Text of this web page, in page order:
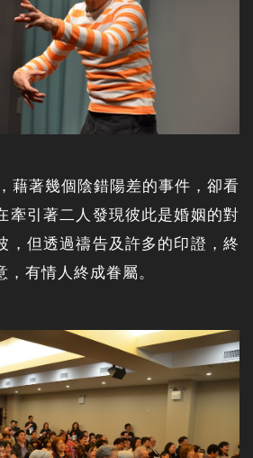
藉著幾個陰錯陽差的事件，卻看
牽引著二人發現彼此是婚姻的對
，但透過禱告及許多的印證，終
有情人終成眷屬。